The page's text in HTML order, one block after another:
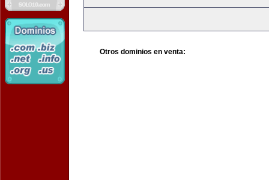
Otros dominios en venta: